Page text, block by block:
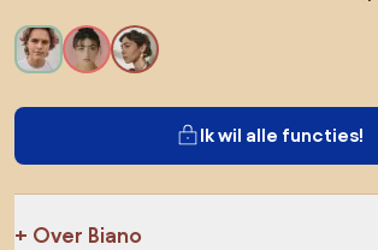
Ik wil alle functies!
Over Biano